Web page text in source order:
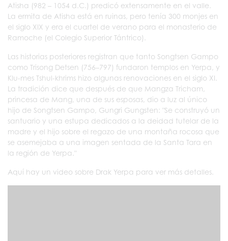
Atisha (982 – 1054 d.C.) predicó extensamente en el valle.
La ermita de Atisha está en ruinas, pero tenía 300 monjes en
el siglo XIX y era el cuartel de verano para el monasterio de
Ramoche (el Colegio Superior Tántrico).
Las historias posteriores registran que tanto Songtsen Gampo
como Trisong Detsen (756–797) fundaron templos en Yerpa, y
Klu-mes Tshul-khrims hizo algunas renovaciones en el siglo XI.
La tradición dice que después de que Mangza Tricham,
princesa de Mang, una de sus esposas, dio a luz al único
hijo de Songtsen Gampo, Gungri Gungsten: "Se construyó un
santuario y una estupa dedicados a la deidad tutelar de la
madre y el hijo sobre el regazo de una montaña rocosa que
se asemejaba a una imagen sentada de la Santa Tara en
la región de Yerpa."
Aquí hay un video sobre Drak Yerpa para ver más detalles.